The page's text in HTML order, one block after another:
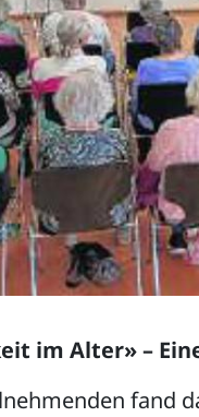
im Alter» –
fand